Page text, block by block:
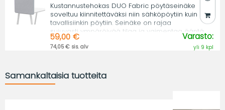
Kustannustehokas DUO Fabric pöytäseinäke
soveltuu kiinnitettäväksi niin sähköpöytiin kuin
tavallisiinkin pöytiin. Seinäke on rajaa
sujuvasti ympäröivää tilaa ja vaimentaa ääntä.
59,00 €
74,05 € sis. alv
Varasto:
yli 9 kpl
Samankaltaisia tuotteita